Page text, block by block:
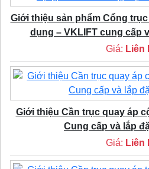
Giới thiệu sản phẩm Cổng
dụng – VKLIFT cung cấp
Giá: Liên
Giới thiệu Cần trục quay áp
Cung cấp và lắp
Giá: Liên